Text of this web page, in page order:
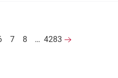
7 8 … 4283